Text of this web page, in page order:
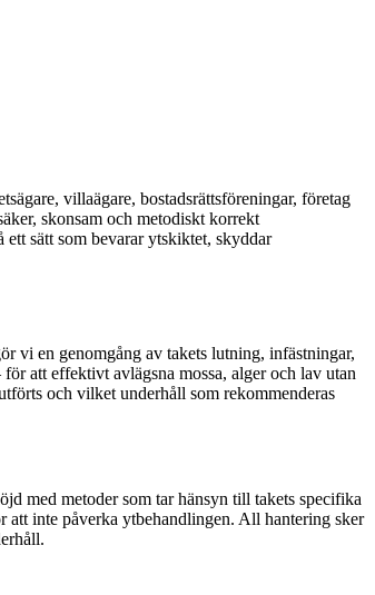
villaägare, bostadsrättsföreningar, företag
skonsam och metodiskt korrekt
sätt som bevarar ytskiktet, skyddar
vi en genomgång av takets lutning, infästningar,
att effektivt avlägsna mossa, alger och lav utan
och vilket underhåll som rekommenderas
med metoder som tar hänsyn till takets specifika
att inte påverka ytbehandlingen. All hantering sker